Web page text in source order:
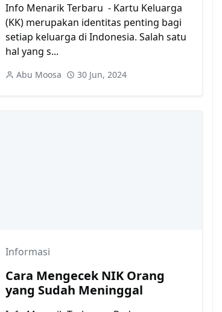
Info Menarik Terbaru - Kartu Keluarga
(KK) merupakan identitas penting bagi
setiap keluarga di Indonesia. Salah satu
hal yang s...
Abu Moosa 30 Jun, 2024
Informasi
Cara Mengecek NIK Orang
yang Sudah Meninggal